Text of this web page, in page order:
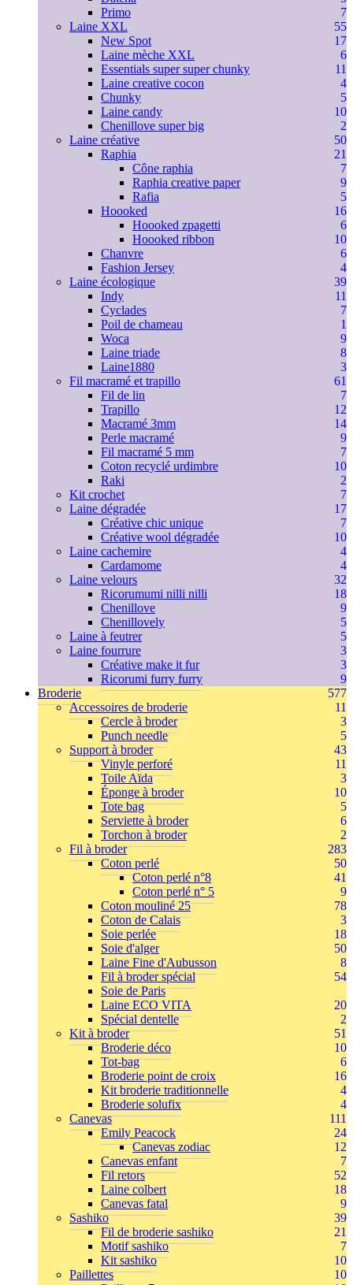
Primo
7
Laine XXL
55
New Spot
17
Laine mèche XXL
6
Essentials super super chunky
11
Laine creative cocon
4
Chunky
5
Laine candy
10
Chenillove super big
2
Laine créative
50
Raphia
21
Cône raphia
7
Raphia creative paper
9
Rafia
5
Hoooked
16
Hoooked zpagetti
6
Hoooked ribbon
10
Chanvre
6
Fashion Jersey
4
Laine écologique
39
Indy
11
Cyclades
7
Poil de chameau
1
Woca
9
Laine triade
8
Laine1880
3
Fil macramé et trapillo
61
Fil de lin
7
Trapillo
12
Macramé 3mm
14
Perle macramé
9
Fil macramé 5 mm
7
Coton recyclé urdimbre
10
Raki
2
Kit crochet
7
Laine dégradée
17
Créative chic unique
7
Créative wool dégradée
10
Laine cachemire
4
Cardamome
4
Laine velours
32
Ricorumumi nilli nilli
18
Chenillove
9
Chenillovely
5
Laine à feutrer
5
Laine fourrure
3
Créative make it fur
3
Ricorumi furry furry
9
Broderie
577
Accessoires de broderie
11
Cercle à broder
3
Punch needle
5
Support à broder
43
Vinyle perforé
11
Toile Aïda
3
Éponge à broder
10
Tote bag
5
Serviette à broder
6
Torchon à broder
2
Fil à broder
283
Coton perlé
50
Coton perlé n°8
41
Coton perlé n° 5
9
Coton mouliné 25
78
Coton de Calais
3
Soie perlée
18
Soie d'alger
50
Laine Fine d'Aubusson
8
Fil à broder spécial
54
Soie de Paris
Laine ECO VITA
20
Spécial dentelle
2
Kit à broder
51
Broderie déco
10
Tot-bag
6
Broderie point de croix
16
Kit broderie traditionnelle
4
Broderie solufix
4
Canevas
111
Emily Peacock
24
Canevas zodiac
12
Canevas enfant
7
Fil retors
52
Laine colbert
18
Canevas fatal
9
Sashiko
39
Fil de broderie sashiko
21
Motif sashiko
7
Kit sashiko
10
Paillettes
10